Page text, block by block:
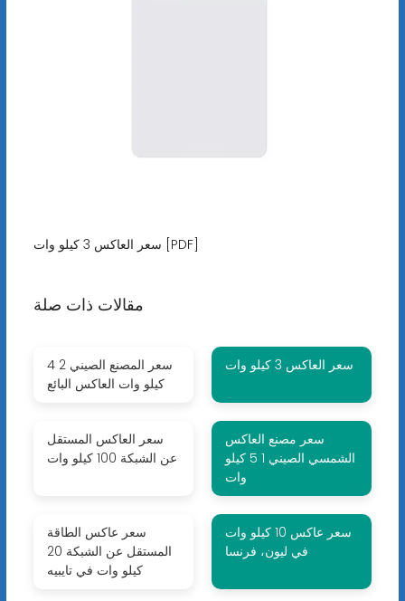
سعر العاكس 3 كيلو وات [PDF]
مقالات ذات صلة
سعر المصنع الصيني 2 4
كيلو وات العاكس البائع
سعر العاكس 3 كيلو وات
سعر العاكس المستقل
عن الشبكة 100 كيلو وات
سعر مصنع العاكس
الشمسي الصيني 1 5 كيلو
وات
سعر عاكس الطاقة
المستقل عن الشبكة 20
كيلو وات في تايبيه
سعر عاكس 10 كيلو وات
في ليون، فرنسا